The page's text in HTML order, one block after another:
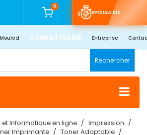
0
SPÉCIALE ÉTÉ
CLIMATISEUR Entreprise
Rechercher
Informatique en ligne
Impression
Imprimante
Toner Adaptable